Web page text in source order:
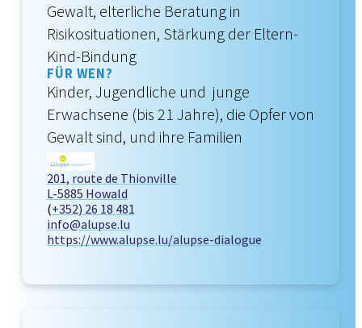
Gewalt, elterliche Beratung in
Risikosituationen, Stärkung der Eltern-
Kind-Bindung
FÜR WEN?
Kinder, Jugendliche und junge
Erwachsene (bis 21 Jahre), die Opfer von
Gewalt sind, und ihre Familien
201, route de Thionville
L-5885 Howald
(+352) 26 18 481
info@alupse.lu
https://www.alupse.lu/alupse-dialogue